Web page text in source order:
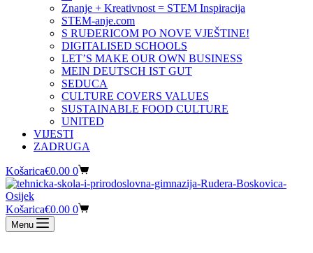
Znanje + Kreativnost = STEM Inspiracija
STEM-anje.com
S RUĐERICOM PO NOVE VJEŠTINE!
DIGITALISED SCHOOLS
LET’S MAKE OUR OWN BUSINESS
MEIN DEUTSCH IST GUT
SEDUCA
CULTURE COVERS VALUES
SUSTAINABLE FOOD CULTURE
UNITED
VIJESTI
ZADRUGA
Košarica€0.00 0
Košarica€0.00 0
Menu